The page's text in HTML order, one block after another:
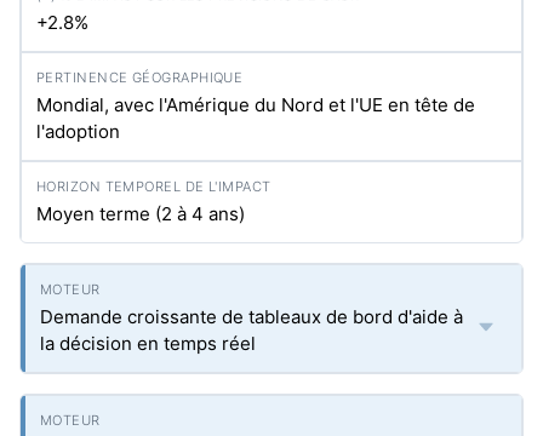
+2.8%
Mondial, avec l'Amérique du Nord et l'UE en tête de
l'adoption
Moyen terme (2 à 4 ans)
Demande croissante de tableaux de bord d'aide à
la décision en temps réel